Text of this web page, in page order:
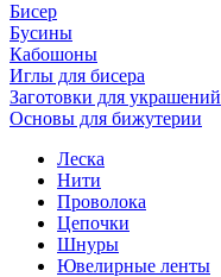
Бисер
Бусины
Кабошоны
Иглы для бисера
Заготовки для украшений
Основы для бижутерии
Леска
Нити
Проволока
Цепочки
Шнуры
Ювелирные ленты